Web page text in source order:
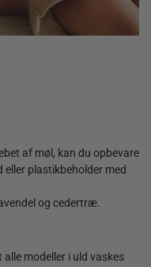
af møl, kan du opbevare
plastikbeholder med
og cedertræ.
modeller i uld vaskes